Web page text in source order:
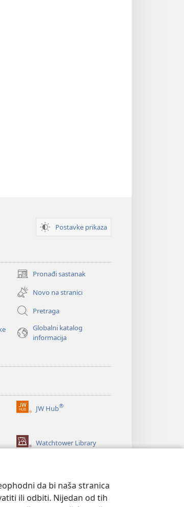
da bi naša stranica
ili odbiti. Nijedan od tih
Postavke prikaza
Pronađi sastanak
(otvara
se
novi
prozor)
Novo na stranici
Pretraga
Globalni katalog
informacija
JW Hub®
(otvara
prozor)Watchtower Library